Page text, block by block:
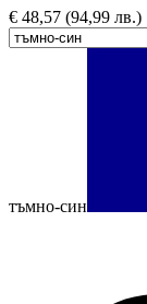
€ 48,57 (94,99 лв.)
тъмно-син